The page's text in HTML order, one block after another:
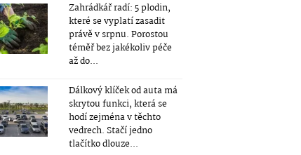
Zahrádkář radí: 5 plodin,
které se vyplatí zasadit
právě v srpnu. Porostou
téměř bez jakékoliv péče
až do...
Dálkový klíček od auta má
skrytou funkci, která se
hodí zejména v těchto
vedrech. Stačí jedno
tlačítko dlouze...